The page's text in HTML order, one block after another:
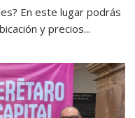
En este lugar podrás
y precios...